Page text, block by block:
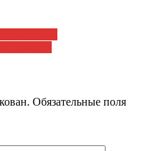
Обязательные поля